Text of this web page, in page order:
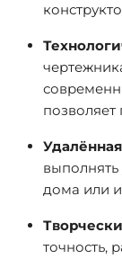
позволяет
выполнять
дома или
точность,